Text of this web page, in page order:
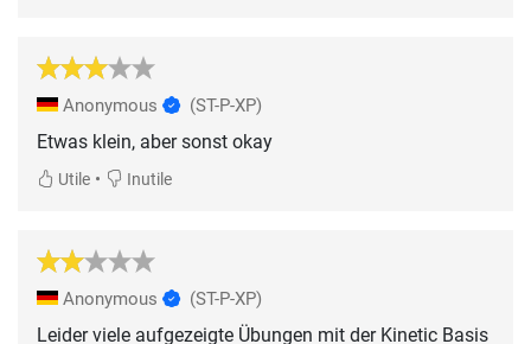
Anonymous (ST-P-XP)
Etwas klein, aber sonst okay
Utile • Inutile
Anonymous (ST-P-XP)
Leider viele aufgezeigte Übungen mit der Kinetic Basis